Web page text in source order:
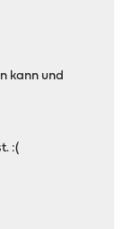
kann und
:(